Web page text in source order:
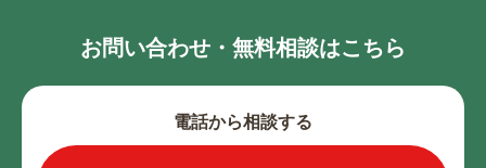
お問い合わせ・無料相談はこちら
電話から相談する